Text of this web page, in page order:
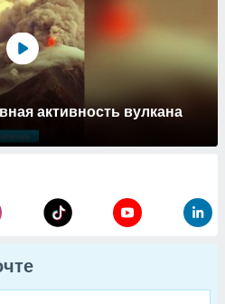
активность вулкана